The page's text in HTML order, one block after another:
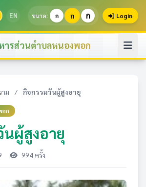
EN ขนาด: ก ก ก Login
ารส่วนตำบลหนองพอก
ม / กิจกรรมวันผู้สูงอายุ
อก
นผู้สูงอายุ
994 ครั้ง